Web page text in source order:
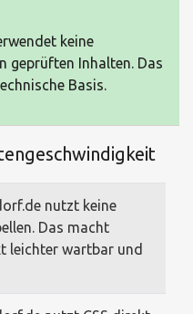
keine
geprüften Inhalten. Das
Basis.
nutzt keine
Das macht
leichter wartbar und